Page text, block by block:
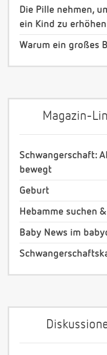
Die Pille nehmen,
ein Kind zu
Warum ein großes
Magazin-
Schwangerschaft:
bewegt
Geburt
Hebamme suchen
Baby News im